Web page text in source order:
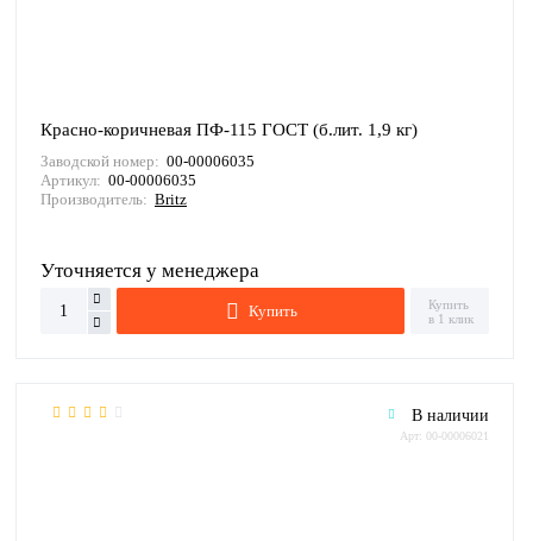
Красно-коричневая ПФ-115 ГОСТ (б.лит. 1,9 кг)
Заводской номер: 00-00006035
Артикул: 00-00006035
Производитель: Britz
Уточняется у менеджера
Купить
Купить
в 1 клик
В наличии
Арт: 00-00006021